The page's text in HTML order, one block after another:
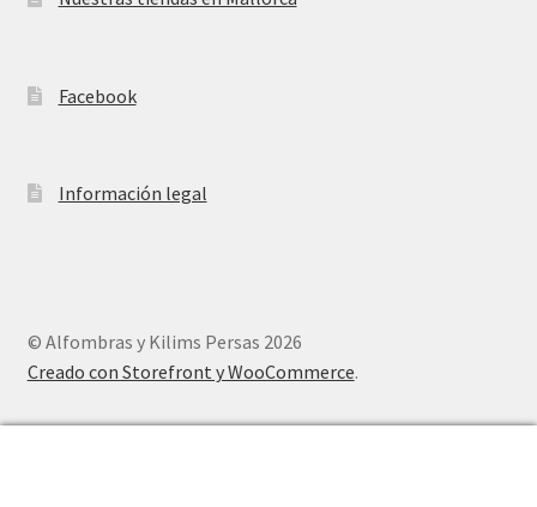
Facebook
Información legal
© Alfombras y Kilims Persas 2026
Creado con Storefront y WooCommerce.